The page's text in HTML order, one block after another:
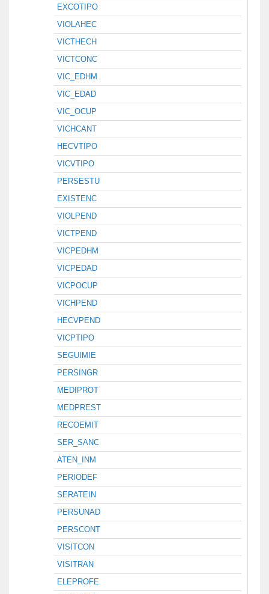
EXCOTIPO
VIOLAHEC
VICTHECH
VICTCONC
VIC_EDHM
VIC_EDAD
VIC_OCUP
VICHCANT
HECVTIPO
VICVTIPO
PERSESTU
EXISTENC
VIOLPEND
VICTPEND
VICPEDHM
VICPEDAD
VICPOCUP
VICHPEND
HECVPEND
VICPTIPO
SEGUIMIE
PERSINGR
MEDIPROT
MEDPREST
RECOEMIT
SER_SANC
ATEN_INM
PERIODEF
SERATEIN
PERSUNAD
PERSCONT
VISITCON
VISITRAN
ELEPROFE